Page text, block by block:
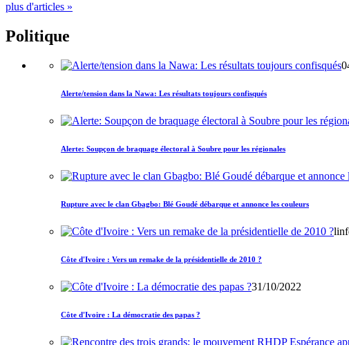
plus d'articles »
Politique
Alerte/tension dans la Nawa: Les résultats toujours confisqués
Alerte: Soupçon de braquage électoral à Soubre pour les régionales
Rupture avec le clan Gbagbo: Blé Goudé débarque et annonce les couleurs
Côte d'Ivoire : Vers un remake de la présidentielle de 2010 ?
31/10/2022
Côte d'Ivoire : La démocratie des papas ?